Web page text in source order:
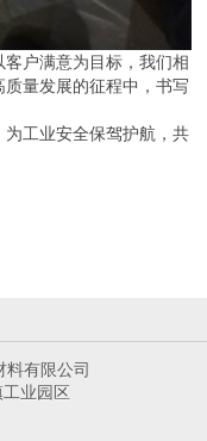
户满意为目标，我们相
量发展的征程中，书写
工业安全保驾护航，共
料有限公司
业园区